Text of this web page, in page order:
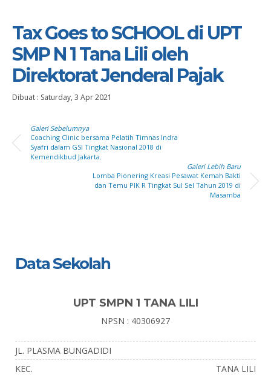
Tax Goes to SCHOOL di UPT
SMP N 1 Tana Lili oleh
Direktorat Jenderal Pajak
Dibuat : Saturday, 3 Apr 2021
Galeri Sebelumnya
Coaching Clinic bersama Pelatih Timnas Indra
Syafri dalam GSI Tingkat Nasional 2018 di
Kemendikbud Jakarta.
Galeri Lebih Baru
Lomba Pionering Kreasi Pesawat Kemah Bakti
dan Temu PIK R Tingkat Sul Sel Tahun 2019 di
Masamba
Data Sekolah
UPT SMPN 1 TANA LILI
NPSN : 40306927
JL. PLASMA BUNGADIDI
KEC.
TANA LILI